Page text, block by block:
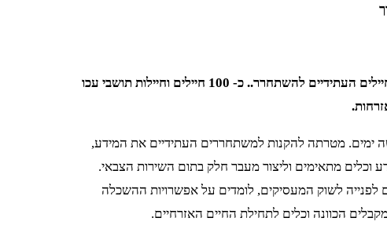
עיריית עכו בהובלת אגף נוער וצעירים ממשיכה במסורת ליווי החיילים העתידיים להשתחרר.. כ- 100 חיילים וחיילות תושבי עכו
מטרתה להקנות למשתחררים העתידיים את המידע,
מתאימים וליצור מעבר חלק בתום השירות הצבאי.
לשוק המעסיקים, לומדים על אפשרויות ההשכלה
הכוונה וכלים לתחילת החיים האזרחיים.